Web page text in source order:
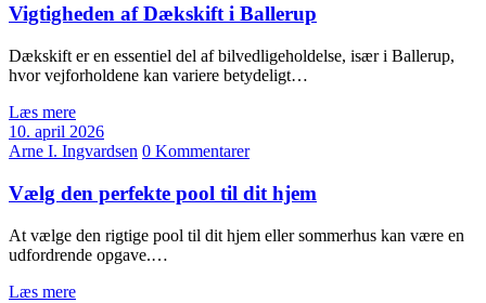
Vigtigheden af Dækskift i Ballerup
Dækskift er en essentiel del af bilvedligeholdelse, især i Ballerup,
hvor vejforholdene kan variere betydeligt…
Læs mere
10. april 2026
Arne I. Ingvardsen 0 Kommentarer
Vælg den perfekte pool til dit hjem
At vælge den rigtige pool til dit hjem eller sommerhus kan være en
udfordrende opgave.…
Læs mere